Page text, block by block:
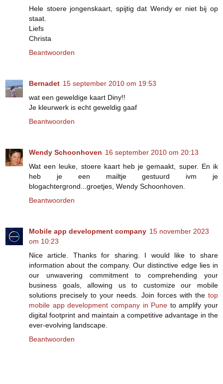
Hele stoere jongenskaart, spijtig dat Wendy er niet bij op
staat.
Liefs
Christa
Beantwoorden
Bernadet 15 september 2010 om 19:53
wat een geweldige kaart Diny!!
Je kleurwerk is echt geweldig gaaf
Beantwoorden
Wendy Schoonhoven 16 september 2010 om 20:13
Wat een leuke, stoere kaart heb je gemaakt, super. En ik
heb je een mailtje gestuurd ivm je
blogachtergrond...groetjes, Wendy Schoonhoven.
Beantwoorden
Mobile app development company 15 november 2023
om 10:23
Nice article. Thanks for sharing. I would like to share
information about the company. Our distinctive edge lies in
our unwavering commitment to comprehending your
business goals, allowing us to customize our mobile
solutions precisely to your needs. Join forces with the top
mobile app development company in Pune to amplify your
digital footprint and maintain a competitive advantage in the
ever-evolving landscape.
Beantwoorden